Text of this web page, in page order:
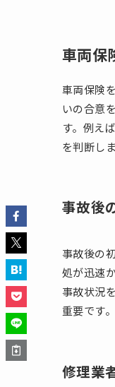
車両保
車両保険
いの合意
す。例え
を判断し
事故後
事故後の
処が迅速
事故状況
重要です。
修理業